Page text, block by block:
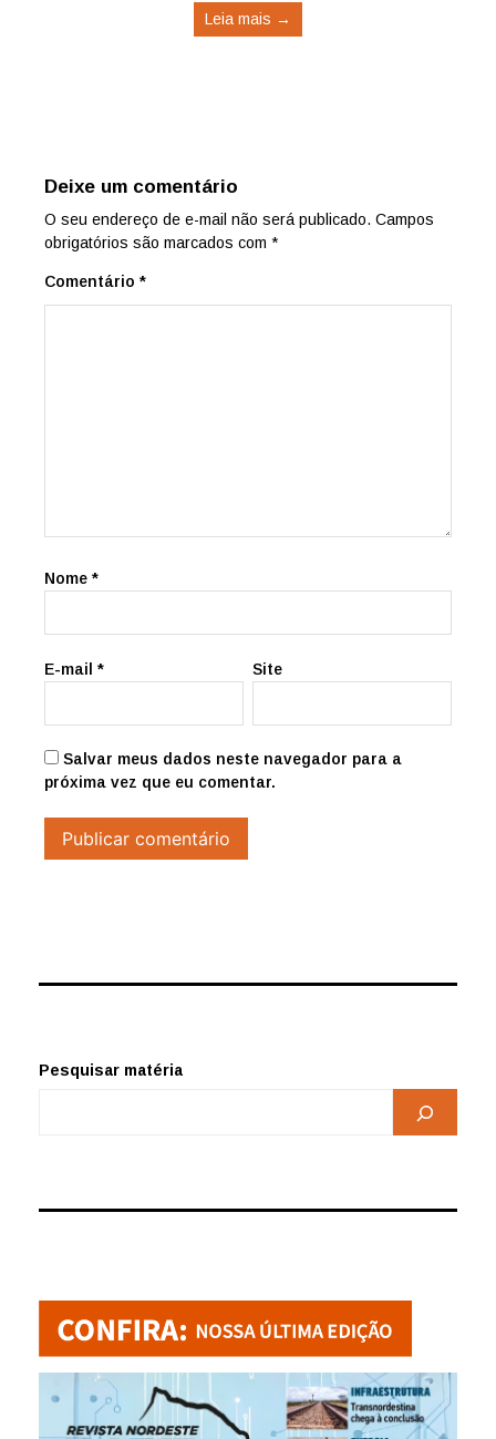
Leia mais →
Deixe um comentário
O seu endereço de e-mail não será publicado. Campos
obrigatórios são marcados com *
Comentário *
Nome *
E-mail * Site
Salvar meus dados neste navegador para a
próxima vez que eu comentar.
Pesquisar matéria